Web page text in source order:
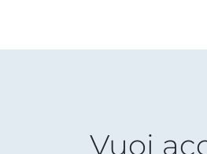
Vuoi